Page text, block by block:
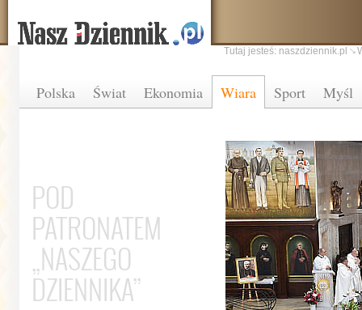
Polska Świat Ekonomia Wiara Sport Myśl
Tutaj jesteś: naszdziennik.pl
POD
PATRONATEM
„NASZEGO
DZIENNIKA”